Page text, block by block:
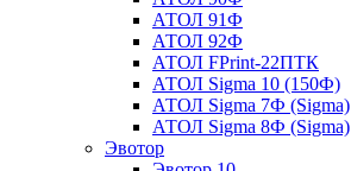
АТОЛ 91Ф
АТОЛ 92Ф
АТОЛ FPrint-22ПТК
АТОЛ Sigma 10 (150Ф)
АТОЛ Sigma 7Ф (Sigma)
АТОЛ Sigma 8Ф (Sigma)
Эвотор